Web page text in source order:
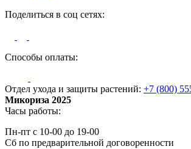
Поделиться в соц сетях:
Способы оплаты:
Отдел ухода и защиты растений: +7 (800)
Микориза 2025
Часы работы:
Пн-пт с 10-00 до 19-00
Сб по предварительной договоренности